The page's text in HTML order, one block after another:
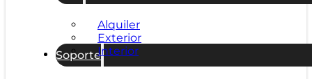
Alquiler
Exterior
Interior
Soporte